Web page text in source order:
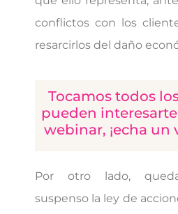
conflictos con los
resarcirlos del daño
Tocamos todos
pueden
webinar, ¡echa un
Por otro lado,
suspenso la ley de